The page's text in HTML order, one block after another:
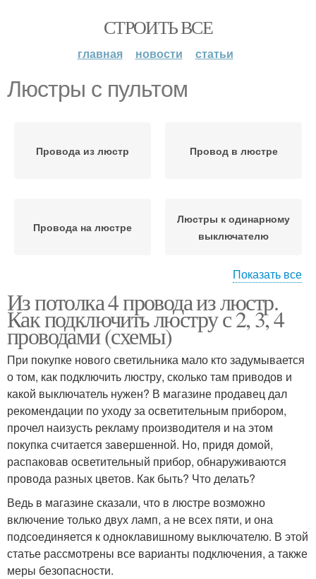
СТРОИТЬ ВСЕ
главная новости статьи
Люстры с пультом
Провода из люстр Провод в люстре
Провода на люстре
Люстры к одинарному
выключателю
Контроллер для
люстры
Светодиодная люстра
Показать все
Из потолка 4 провода из люстр.
Как подключить люстру с 2, 3, 4
проводами (схемы)
При покупке нового светильника мало кто задумывается
о том, как подключить люстру, сколько там приводов и
какой выключатель нужен? В магазине продавец дал
рекомендации по уходу за осветительным прибором,
прочел наизусть рекламу производителя и на этом
покупка считается завершенной. Но, придя домой,
распаковав осветительный прибор, обнаруживаются
провода разных цветов. Как быть? Что делать?
Ведь в магазине сказали, что в люстре возможно
включение только двух ламп, а не всех пяти, и она
подсоединяется к одноклавишному выключателю. В этой
статье рассмотрены все варианты подключения, а также
меры безопасности.